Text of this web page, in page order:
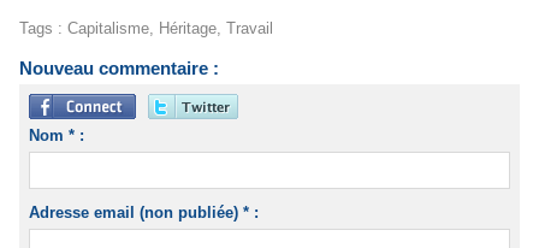
Tags : Capitalisme, Héritage, Travail
Nouveau commentaire :
Nom * :
Adresse email (non publiée) * :